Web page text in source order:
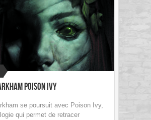
Poison Ivy
se poursuit avec Poison Ivy,
qui permet de retracer